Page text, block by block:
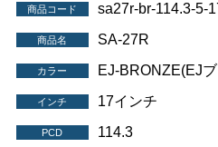
商品コード sa27r-br-114.3-5-
商品名 SA-27R
カラー EJ-BRONZE(EJ
インチ 17インチ
PCD 114.3